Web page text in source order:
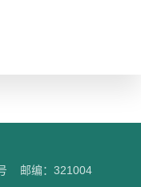
邮编：321004